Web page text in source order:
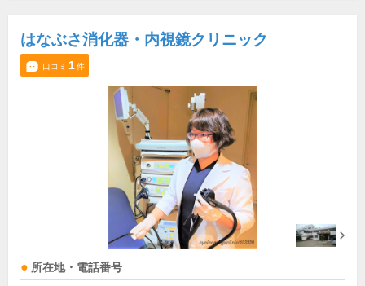
はなぶさ消化器・内視鏡クリニック
口コミ 1件
所在地・電話番号